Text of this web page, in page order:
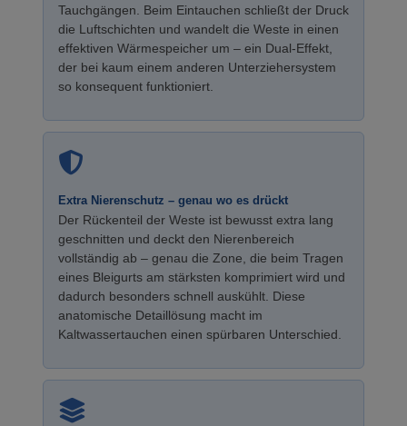
Tauchgängen. Beim Eintauchen schließt der Druck
die Luftschichten und wandelt die Weste in einen
effektiven Wärmespeicher um – ein Dual-Effekt,
der bei kaum einem anderen Unterziehersystem
so konsequent funktioniert.
Extra Nierenschutz – genau wo es drückt
Der Rückenteil der Weste ist bewusst extra lang
geschnitten und deckt den Nierenbereich
vollständig ab – genau die Zone, die beim Tragen
eines Bleigurts am stärksten komprimiert wird und
dadurch besonders schnell auskühlt. Diese
anatomische Detaillösung macht im
Kaltwassertauchen einen spürbaren Unterschied.